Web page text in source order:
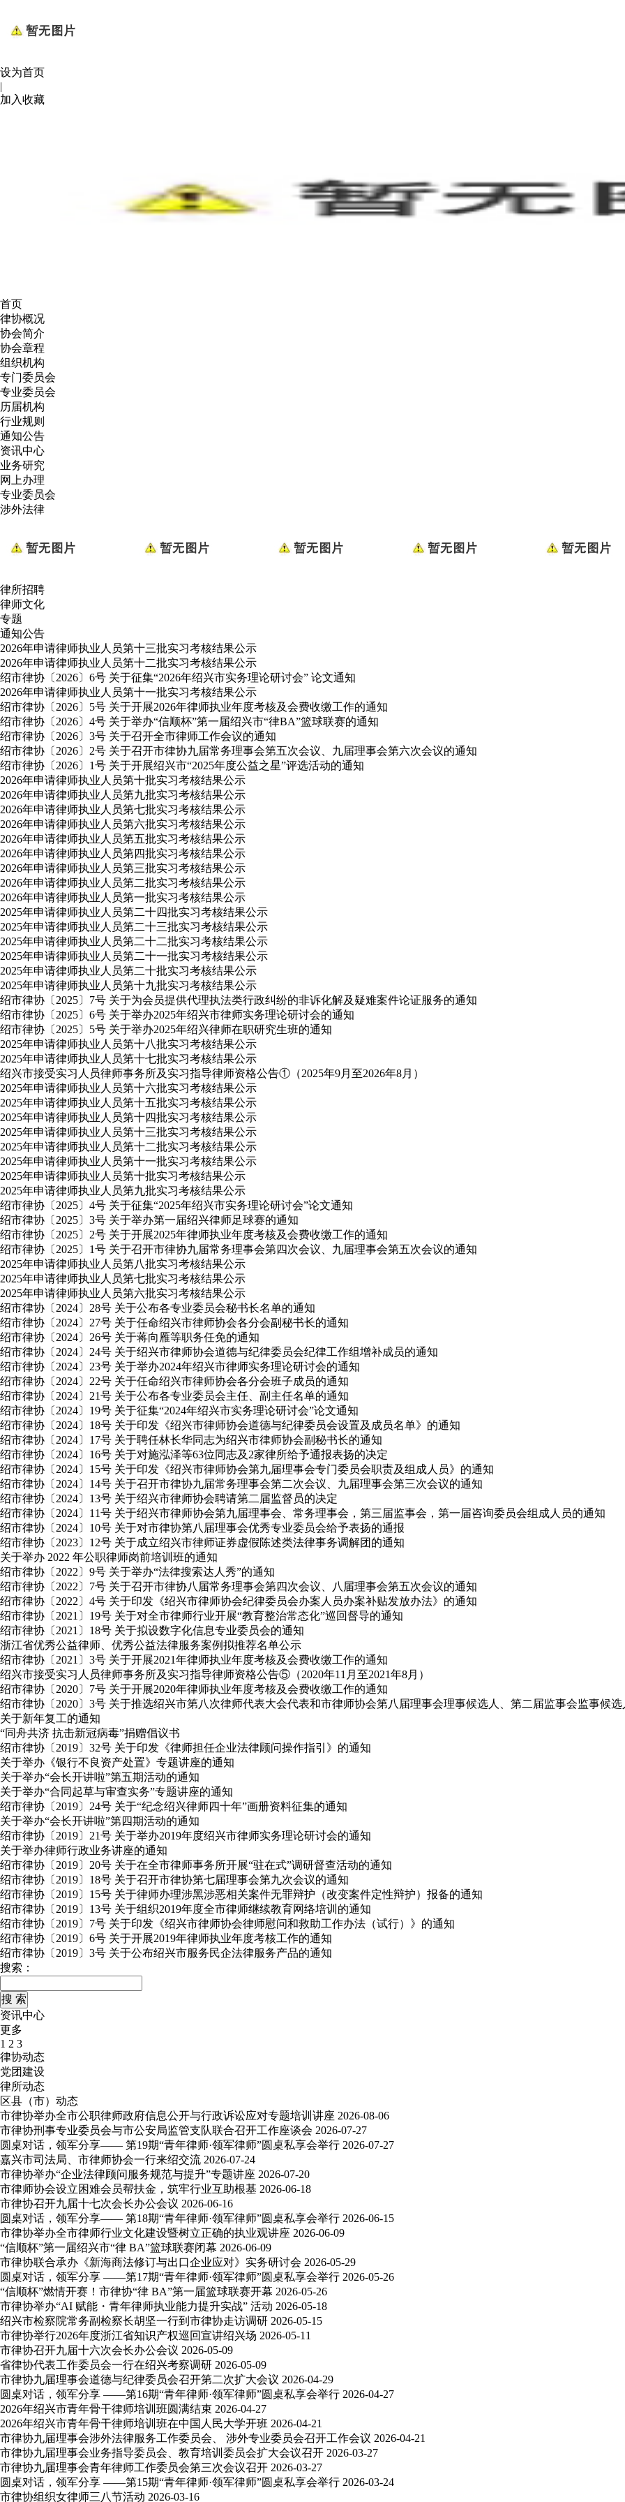
设为首页
|
加入收藏
首页
律协概况
协会简介
协会章程
组织机构
专门委员会
专业委员会
历届机构
行业规则
通知公告
资讯中心
业务研究
网上办理
专业委员会
涉外法律
律所招聘
律师文化
专题
通知公告
2026年申请律师执业人员第十三批实习考核结果公示
2026年申请律师执业人员第十二批实习考核结果公示
绍市律协〔2026〕6号 关于征集“2026年绍兴市实务理论研讨会” 论文通知
2026年申请律师执业人员第十一批实习考核结果公示
绍市律协〔2026〕5号 关于开展2026年律师执业年度考核及会费收缴工作的通知
绍市律协〔2026〕4号 关于举办“信顺杯”第一届绍兴市“律BA”篮球联赛的通知
绍市律协〔2026〕3号 关于召开全市律师工作会议的通知
绍市律协〔2026〕2号 关于召开市律协九届常务理事会第五次会议、九届理事会第六次会议的通知
绍市律协〔2026〕1号 关于开展绍兴市“2025年度公益之星”评选活动的通知
2026年申请律师执业人员第十批实习考核结果公示
2026年申请律师执业人员第九批实习考核结果公示
2026年申请律师执业人员第七批实习考核结果公示
2026年申请律师执业人员第六批实习考核结果公示
2026年申请律师执业人员第五批实习考核结果公示
2026年申请律师执业人员第四批实习考核结果公示
2026年申请律师执业人员第三批实习考核结果公示
2026年申请律师执业人员第二批实习考核结果公示
2026年申请律师执业人员第一批实习考核结果公示
2025年申请律师执业人员第二十四批实习考核结果公示
2025年申请律师执业人员第二十三批实习考核结果公示
2025年申请律师执业人员第二十二批实习考核结果公示
2025年申请律师执业人员第二十一批实习考核结果公示
2025年申请律师执业人员第二十批实习考核结果公示
2025年申请律师执业人员第十九批实习考核结果公示
绍市律协〔2025〕7号 关于为会员提供代理执法类行政纠纷的非诉化解及疑难案件论证服务的通知
绍市律协〔2025〕6号 关于举办2025年绍兴市律师实务理论研讨会的通知
绍市律协〔2025〕5号 关于举办2025年绍兴律师在职研究生班的通知
2025年申请律师执业人员第十八批实习考核结果公示
2025年申请律师执业人员第十七批实习考核结果公示
绍兴市接受实习人员律师事务所及实习指导律师资格公告①（2025年9月至2026年8月）
2025年申请律师执业人员第十六批实习考核结果公示
2025年申请律师执业人员第十五批实习考核结果公示
2025年申请律师执业人员第十四批实习考核结果公示
2025年申请律师执业人员第十三批实习考核结果公示
2025年申请律师执业人员第十二批实习考核结果公示
2025年申请律师执业人员第十一批实习考核结果公示
2025年申请律师执业人员第十批实习考核结果公示
2025年申请律师执业人员第九批实习考核结果公示
绍市律协〔2025〕4号 关于征集“2025年绍兴市实务理论研讨会”论文通知
绍市律协〔2025〕3号 关于举办第一届绍兴律师足球赛的通知
绍市律协〔2025〕2号 关于开展2025年律师执业年度考核及会费收缴工作的通知
绍市律协〔2025〕1号 关于召开市律协九届常务理事会第四次会议、九届理事会第五次会议的通知
2025年申请律师执业人员第八批实习考核结果公示
2025年申请律师执业人员第七批实习考核结果公示
2025年申请律师执业人员第六批实习考核结果公示
绍市律协〔2024〕28号 关于公布各专业委员会秘书长名单的通知
绍市律协〔2024〕27号 关于任命绍兴市律师协会各分会副秘书长的通知
绍市律协〔2024〕26号 关于蒋向雁等职务任免的通知
绍市律协〔2024〕24号 关于绍兴市律师协会道德与纪律委员会纪律工作组增补成员的通知
绍市律协〔2024〕23号 关于举办2024年绍兴市律师实务理论研讨会的通知
绍市律协〔2024〕22号 关于任命绍兴市律师协会各分会班子成员的通知
绍市律协〔2024〕21号 关于公布各专业委员会主任、副主任名单的通知
绍市律协〔2024〕19号 关于征集“2024年绍兴市实务理论研讨会”论文通知
绍市律协〔2024〕18号 关于印发《绍兴市律师协会道德与纪律委员会设置及成员名单》的通知
绍市律协〔2024〕17号 关于聘任林长华同志为绍兴市律师协会副秘书长的通知
绍市律协〔2024〕16号 关于对施泓泽等63位同志及2家律所给予通报表扬的决定
绍市律协〔2024〕15号 关于印发《绍兴市律师协会第九届理事会专门委员会职责及组成人员》的通知
绍市律协〔2024〕14号 关于召开市律协九届常务理事会第二次会议、九届理事会第三次会议的通知
绍市律协〔2024〕13号 关于绍兴市律师协会聘请第二届监督员的决定
绍市律协〔2024〕11号 关于绍兴市律师协会第九届理事会、常务理事会，第三届监事会，第一届咨询委员会组成人员的通知
绍市律协〔2024〕10号 关于对市律协第八届理事会优秀专业委员会给予表扬的通报
绍市律协〔2023〕12号 关于成立绍兴市律师证券虚假陈述类法律事务调解团的通知
关于举办 2022 年公职律师岗前培训班的通知
绍市律协〔2022〕9号 关于举办“法律搜索达人秀”的通知
绍市律协〔2022〕7号 关于召开市律协八届常务理事会第四次会议、八届理事会第五次会议的通知
绍市律协〔2022〕4号 关于印发《绍兴市律师协会纪律委员会办案人员办案补贴发放办法》的通知
绍市律协〔2021〕19号 关于对全市律师行业开展“教育整治常态化”巡回督导的通知
绍市律协〔2021〕18号 关于拟设数字化信息专业委员会的通知
浙江省优秀公益律师、优秀公益法律服务案例拟推荐名单公示
绍市律协〔2021〕3号 关于开展2021年律师执业年度考核及会费收缴工作的通知
绍兴市接受实习人员律师事务所及实习指导律师资格公告⑤（2020年11月至2021年8月）
绍市律协〔2020〕7号 关于开展2020年律师执业年度考核及会费收缴工作的通知
绍市律协〔2020〕3号 关于推选绍兴市第八次律师代表大会代表和市律师协会第八届理事会理事候选人、第二届监事会监事候
关于新年复工的通知
“同舟共济 抗击新冠病毒”捐赠倡议书
绍市律协〔2019〕32号 关于印发《律师担任企业法律顾问操作指引》的通知
关于举办《银行不良资产处置》专题讲座的通知
关于举办“会长开讲啦”第五期活动的通知
关于举办“合同起草与审查实务”专题讲座的通知
绍市律协〔2019〕24号 关于“纪念绍兴律师四十年”画册资料征集的通知
关于举办“会长开讲啦”第四期活动的通知
绍市律协〔2019〕21号 关于举办2019年度绍兴市律师实务理论研讨会的通知
关于举办律师行政业务讲座的通知
绍市律协〔2019〕20号 关于在全市律师事务所开展“驻在式”调研督查活动的通知
绍市律协〔2019〕18号 关于召开市律协第七届理事会第九次会议的通知
绍市律协〔2019〕15号 关于律师办理涉黑涉恶相关案件无罪辩护（改变案件定性辩护）报备的通知
绍市律协〔2019〕13号 关于组织2019年度全市律师继续教育网络培训的通知
绍市律协〔2019〕7号 关于印发《绍兴市律师协会律师慰问和救助工作办法（试行）》的通知
绍市律协〔2019〕6号 关于开展2019年律师执业年度考核工作的通知
绍市律协〔2019〕3号 关于公布绍兴市服务民企法律服务产品的通知
搜索：
资讯中心
更多
1 2 3
律协动态
党团建设
律所动态
区县（市）动态
市律协举办全市公职律师政府信息公开与行政诉讼应对专题培训讲座 2026-08-06
市律协刑事专业委员会与市公安局监管支队联合召开工作座谈会 2026-07-27
圆桌对话，领军分享—— 第19期“青年律师·领军律师”圆桌私享会举行 2026-07-27
嘉兴市司法局、市律师协会一行来绍交流 2026-07-24
市律协举办“企业法律顾问服务规范与提升”专题讲座 2026-07-20
市律师协会设立困难会员帮扶金，筑牢行业互助根基 2026-06-18
市律协召开九届十七次会长办公会议 2026-06-16
圆桌对话，领军分享—— 第18期“青年律师·领军律师”圆桌私享会举行 2026-06-15
市律协举办全市律师行业文化建设暨树立正确的执业观讲座 2026-06-09
“信顺杯”第一届绍兴市“律 BA”篮球联赛闭幕 2026-06-09
市律协联合承办《新海商法修订与出口企业应对》实务研讨会 2026-05-29
圆桌对话，领军分享 ——第17期“青年律师·领军律师”圆桌私享会举行 2026-05-26
“信顺杯”燃情开赛！市律协“律 BA”第一届篮球联赛开幕 2026-05-26
市律协举办“AI 赋能・青年律师执业能力提升实战” 活动 2026-05-18
绍兴市检察院常务副检察长胡坚一行到市律协走访调研 2026-05-15
市律协举行2026年度浙江省知识产权巡回宣讲绍兴场 2026-05-11
市律协召开九届十六次会长办公会议 2026-05-09
省律协代表工作委员会一行在绍兴考察调研 2026-05-09
市律协九届理事会道德与纪律委员会召开第二次扩大会议 2026-04-29
圆桌对话，领军分享 ——第16期“青年律师·领军律师”圆桌私享会举行 2026-04-27
2026年绍兴市青年骨干律师培训班圆满结束 2026-04-27
2026年绍兴市青年骨干律师培训班在中国人民大学开班 2026-04-21
市律协九届理事会涉外法律服务工作委员会、 涉外专业委员会召开工作会议 2026-04-21
市律协九届理事会业务指导委员会、教育培训委员会扩大会议召开 2026-03-27
市律协九届理事会青年律师工作委员会第三次会议召开 2026-03-27
圆桌对话，领军分享 ——第15期“青年律师·领军律师”圆桌私享会举行 2026-03-24
市律协组织女律师三八节活动 2026-03-16